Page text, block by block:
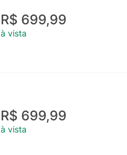
R$ 699,99
à vista
R$ 699,99
à vista